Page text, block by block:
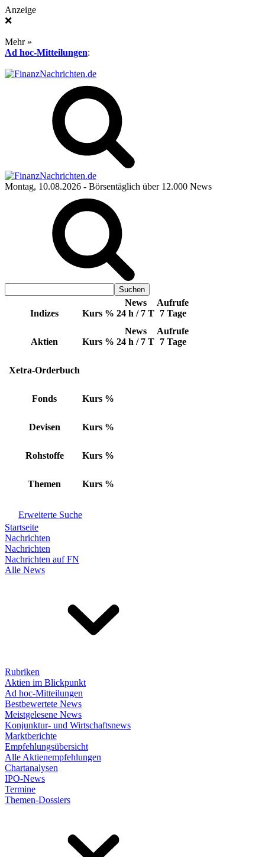
Anzeige
❌
Mehr »
Ad hoc-Mitteilungen:
Montag, 10.08.2026 - Börsentäglich über 12.000 News
Indizes Kurs %
News
24 h / 7 T
Aufrufe
7 Tage
Aktien Kurs %
News
24 h / 7 T
Aufrufe
7 Tage
Xetra-Orderbuch
Fonds Kurs %
Devisen Kurs %
Rohstoffe Kurs %
Themen Kurs %
Erweiterte Suche
Startseite
Nachrichten
Nachrichten
Nachrichten auf FN
Alle News
Rubriken
Aktien im Blickpunkt
Ad hoc-Mitteilungen
Bestbewertete News
Meistgelesene News
Konjunktur- und Wirtschaftsnews
Marktberichte
Empfehlungsübersicht
Alle Aktienempfehlungen
Chartanalysen
IPO-News
Termine
Themen-Dossiers